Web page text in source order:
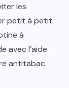
les
petit à petit.
à
avec l’aide
antitabac.